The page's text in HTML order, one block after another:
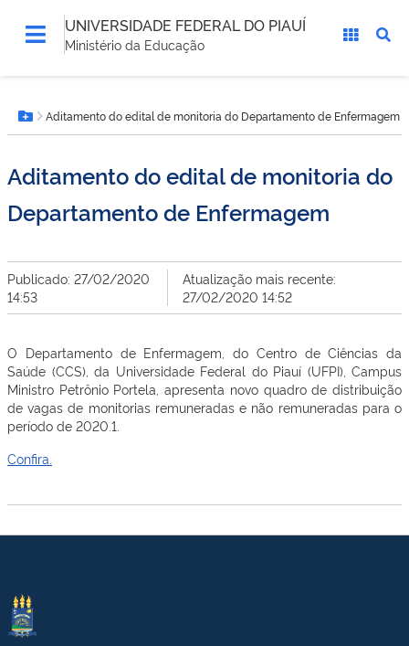
UNIVERSIDADE FEDERAL DO PIAUÍ
Ministério da Educação
está
aqui:Botão Menu
Aditamento do edital de monitoria do Departamento de Enfermagem
Aditamento do edital de monitoria do
Departamento de Enfermagem
Publicado: 27/02/2020
14:53
Atualização mais recente:
27/02/2020 14:52
O Departamento de Enfermagem, do Centro de Ciências da
Saúde (CCS), da Universidade Federal do Piauí (UFPI), Campus
Ministro Petrônio Portela, apresenta novo quadro de distribuição
de vagas de monitorias remuneradas e não remuneradas para o
período de 2020.1.
Confira.